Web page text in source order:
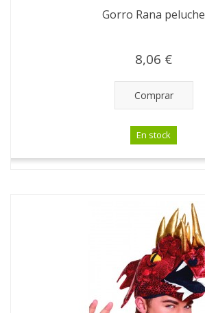
Gorro Rana peluche
8,06 €
Comprar
En stock